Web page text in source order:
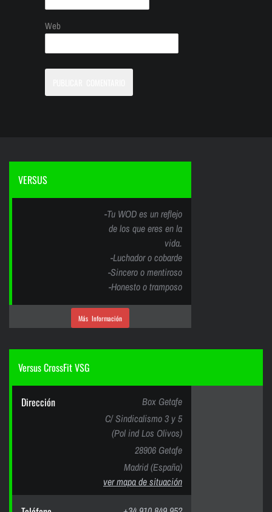
Web
VERSUS
-Tu WOD es un reflejo
de los que eres en la
vida.
-Luchador o cobarde
-Sincero o mentiroso
-Honesto o tramposo
Más Información
Versus CrossFit VSG
Dirección
Box Getafe
C/ Sindicalismo 3 y 5
(Pol ind Los Olivos)
28906 Getafe
Madrid (España)
ver mapa de situación